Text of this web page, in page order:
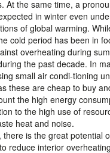
At the same time, a
in winter even
of global warming.
cold period has been in
overheating during
the past decade. In
small air condi-tioning
these are cheap to buy
the high energy
to the high use of
heat and noise.
is the great potential
reduce interior